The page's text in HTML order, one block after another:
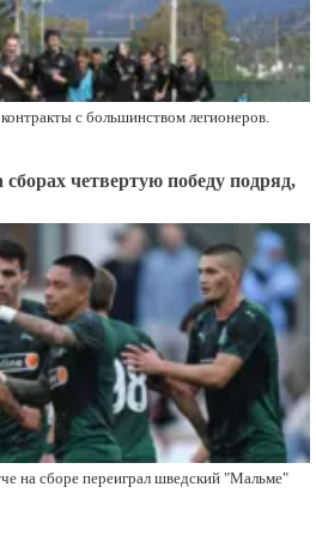
с большинством легионеров.
четвертую победу подряд,
на сборе переиграл шведский "Мальме"